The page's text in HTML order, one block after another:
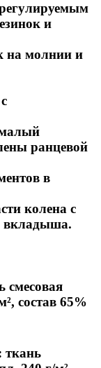
и
на молнии и
ранцевой
в
колена с
вкладыша.
смесовая
состав 65%
ткань